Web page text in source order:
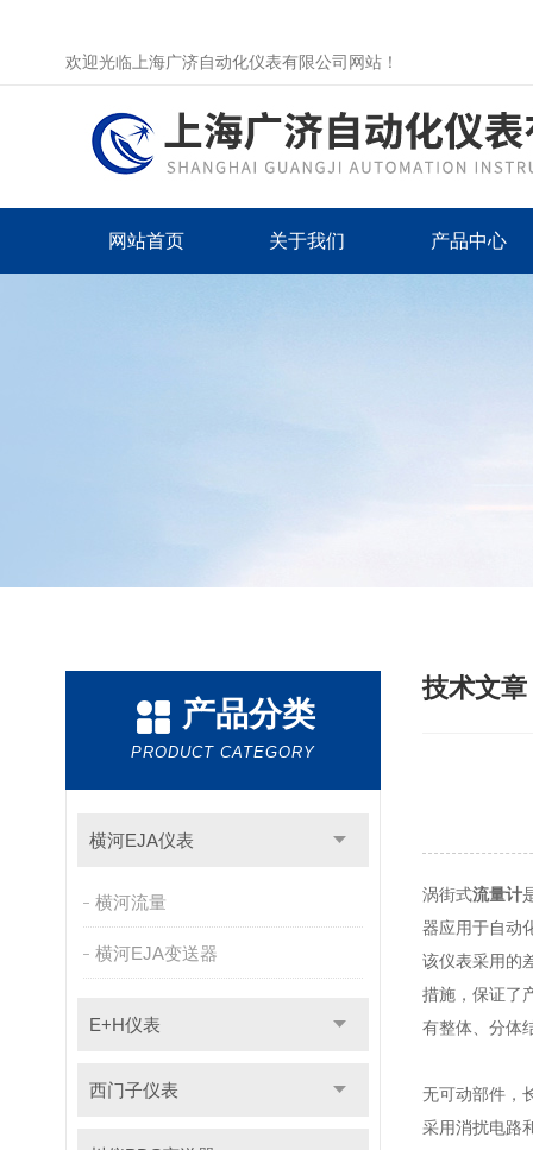
欢迎光临上海广济自动化仪表有限公司网站！
网站首页 关于我们 产品中心
产品分类
PRODUCT CATEGORY
横河EJA仪表
横河流量
横河EJA变送器
E+H仪表
西门子仪表
技术文章
涡街式流量计
器应用于自动
该仪表采用的
措施，保证了
有整体、分体
无可动部件，
采用消扰电路